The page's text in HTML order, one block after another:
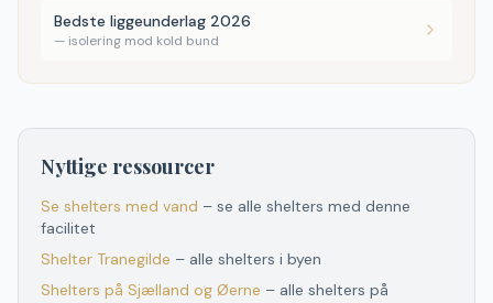
Bedste liggeunderlag 2026
— isolering mod kold bund
Nyttige ressourcer
Se shelters med vand – se alle shelters med denne
facilitet
Shelter Tranegilde – alle shelters i byen
Shelters på Sjælland og Øerne – alle shelters på